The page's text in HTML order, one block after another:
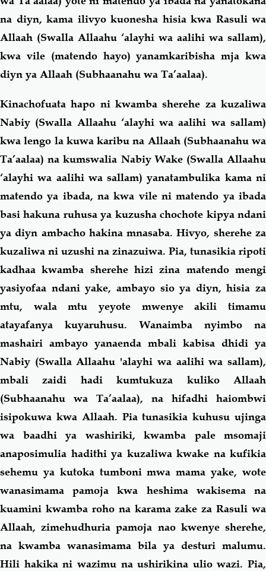
na diyn, kama ilivyo kuonesha hisia kwa Rasuli wa
Allaah (Swalla Allaahu ‘alayhi wa aalihi wa sallam),
kwa vile (matendo hayo) yanamkaribisha mja kwa
diyn ya Allaah (Subhaanahu wa Ta’aalaa).
Kinachofuata hapo ni kwamba sherehe za kuzaliwa
Nabiy (Swalla Allaahu ‘alayhi wa aalihi wa sallam)
kwa lengo la kuwa karibu na Allaah (Subhaanahu wa
Ta’aalaa) na kumswalia Nabiy Wake (Swalla Allaahu
‘alayhi wa aalihi wa sallam) yanatambulika kama ni
matendo ya ibada, na kwa vile ni matendo ya ibada
basi hakuna ruhusa ya kuzusha chochote kipya ndani
ya diyn ambacho hakina mnasaba. Hivyo, sherehe za
kuzaliwa ni uzushi na zinazuiwa. Pia, tunasikia ripoti
kadhaa kwamba sherehe hizi zina matendo mengi
yasiyofaa ndani yake, ambayo sio ya diyn, hisia za
mtu, wala mtu yeyote mwenye akili timamu
atayafanya kuyaruhusu. Wanaimba nyimbo na
mashairi ambayo yanaenda mbali kabisa dhidi ya
Nabiy (Swalla Allaahu 'alayhi wa aalihi wa sallam),
mbali zaidi hadi kumtukuza kuliko Allaah
(Subhaanahu wa Ta’aalaa), na hifadhi haiombwi
isipokuwa kwa Allaah. Pia tunasikia kuhusu ujinga
wa baadhi ya washiriki, kwamba pale msomaji
anaposimulia hadithi ya kuzaliwa kwake na kufikia
sehemu ya kutoka tumboni mwa mama yake, wote
wanasimama pamoja kwa heshima wakisema na
kuamini kwamba roho na karama zake za Rasuli wa
Allaah, zimehudhuria pamoja nao kwenye sherehe,
na kwamba wanasimama bila ya desturi malumu.
Hili hakika ni wazimu na ushirikina ulio wazi. Pia,